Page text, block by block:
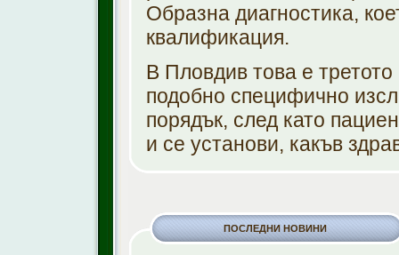
Образна диагностика,
квалификация.
В Пловдив това е
подобно специфично
порядък, след като
и се установи, какъв
ПОСЛЕДНИ НОВИНИ